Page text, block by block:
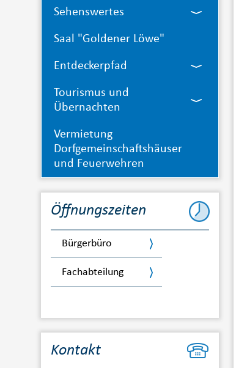
Sehenswertes
Saal "Goldener Löwe"
Entdeckerpfad
Tourismus und
Übernachten
Vermietung
Dorfgemeinschaftshäuser
und Feuerwehren
Öffnungszeiten
Bürgerbüro
Fachabteilung
Kontakt